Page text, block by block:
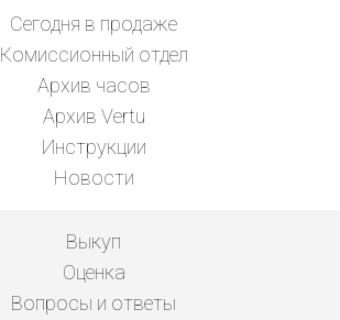
Сегодня в продаже
Комиссионный отдел
Архив часов
Архив Vertu
Инструкции
Новости
Выкуп
Оценка
Вопросы и ответы